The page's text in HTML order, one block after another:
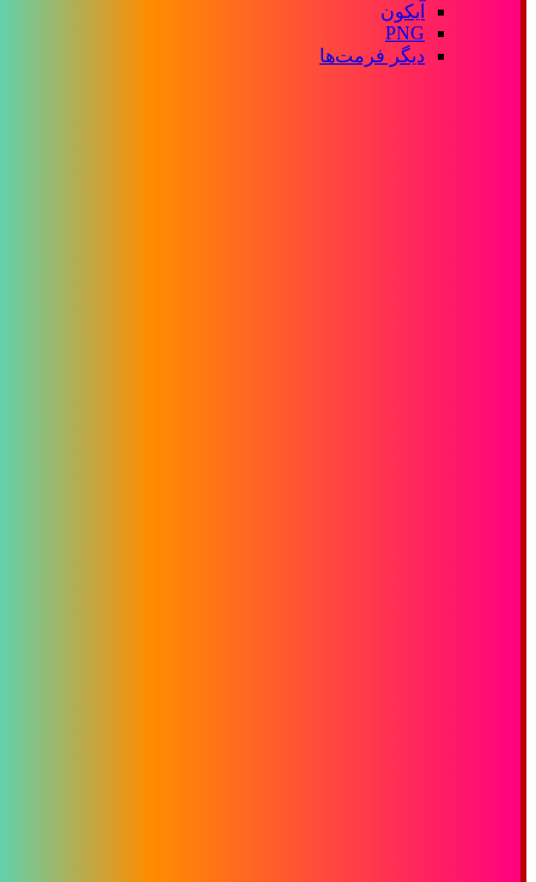
آیکون
PNG
دیگر فرمت‌ها